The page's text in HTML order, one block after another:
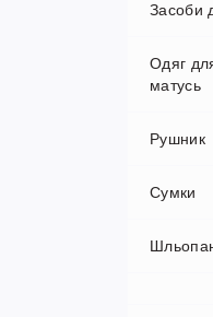
Засоби
Одяг
матусь
Рушник
Сумки